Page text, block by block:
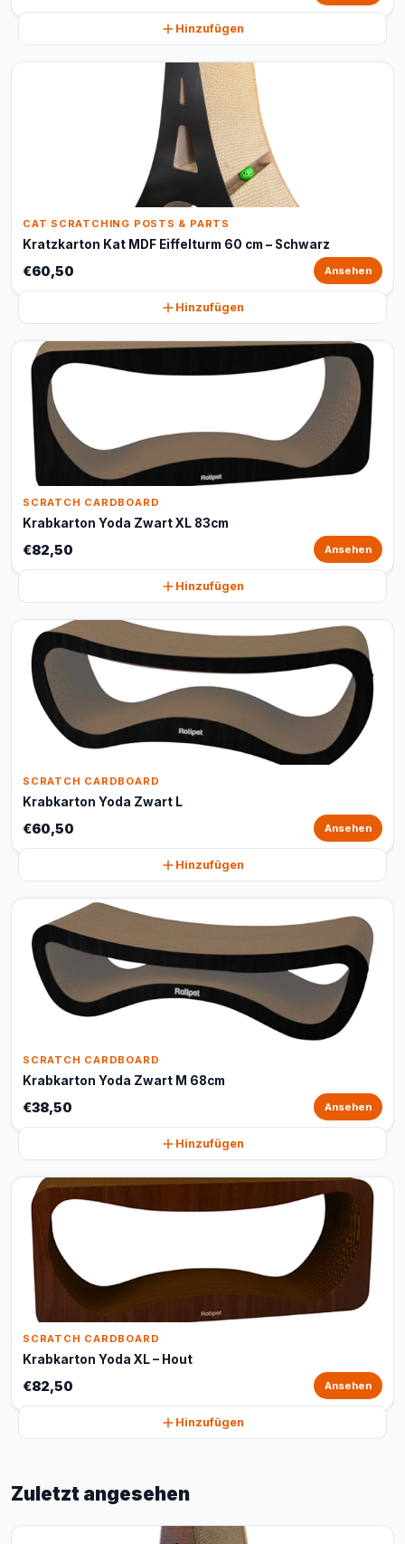
Hinzufügen
CAT SCRATCHING POSTS & PARTS
Kratzkarton Kat MDF Eiffelturm 60 cm – Schwarz
€60,50 Ansehen
Hinzufügen
SCRATCH CARDBOARD
Krabkarton Yoda Zwart XL 83cm
€82,50 Ansehen
Hinzufügen
SCRATCH CARDBOARD
Krabkarton Yoda Zwart L
€60,50 Ansehen
Hinzufügen
SCRATCH CARDBOARD
Krabkarton Yoda Zwart M 68cm
€38,50 Ansehen
Hinzufügen
SCRATCH CARDBOARD
Krabkarton Yoda XL – Hout
€82,50 Ansehen
Hinzufügen
Zuletzt angesehen